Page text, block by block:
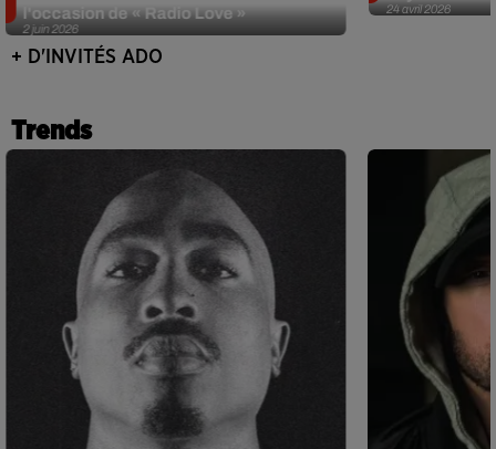
2 juin 2026
l'occasion de « Radio Love »
24 avril 2026
+ D'INVITÉS ADO
Trends